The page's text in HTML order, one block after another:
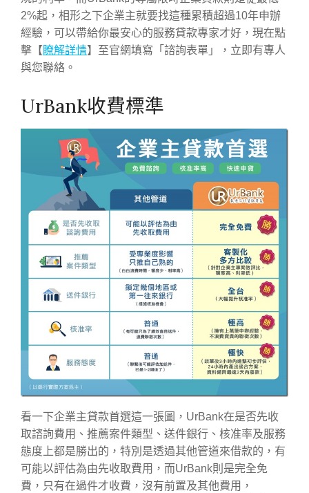
2%起，相形之下企業主就要找這種累積超過10年申辦
經驗，可以帶給你最安心的服務貸款專家才好，現在點
擊【瞭解詳情】至官網填寫「諮詢表單」，立即有專人
與您聯絡。
UrBank收費標準
看一下企業主貸款首選這一張圖，UrBank在是否先收
取諮詢費用、推薦案件類型、送件銀行、核准率及服務
態度上都是勝出的，特別是透過其他管道來借款的，有
可能以評估為由先收取費用，而UrBank則是完全免
費，只有在過件才收費，沒有前置及其他費用，